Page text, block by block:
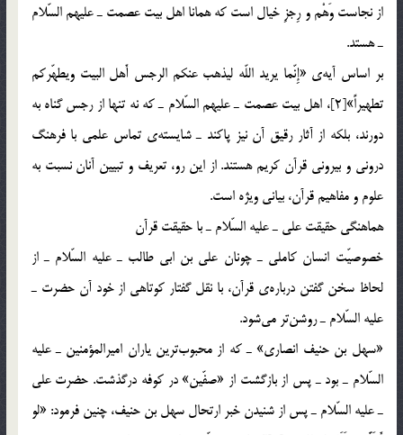
از نجاست وَهْم و رِجزِ خيال است كه همانا اهل بيت عصمت ـ عليهم السّلام
ـ هستد.
بر اساس آيه‌ي «إِنّما يريد اللّه ليذهب عنكم الرجس أَهل البيت ويطهّركم
تطهيراً»[2]، اهل بيت عصمت ـ عليهم السّلام ـ كه نه تنها از رجس گناه به
دورند، بلكه از آثار رقيق آن نيز پاكند ـ شايسته‌ي تماس علمي با فرهنگ
دروني و بيروني قرآن كريم هستند. از اين رو، تعريف و تبيين آنان نسبت به
علوم و مفاهيم قرآن، بياني ويژه است.
هماهنگي حقيقت علي ـ عليه السّلام ـ با حقيقت قرآن
خصوصيّت انسان كاملي ـ چونان علي بن ابي طالب ـ عليه السّلام ـ از
لحاظ سخن گفتن درباره‌ي قرآن، با نقل گفتار كوتاهي از خود آن حضرت ـ
عليه السّلام ـ روشن‎تر مي‎شود.
«سهل بن حنيف انصاري» ـ كه از محبوب‎ترين ياران اميرالمؤمنين ـ عليه
السّلام ـ بود ـ پس از بازگشت از «صفّين» در كوفه درگذشت. حضرت علي
ـ عليه السّلام ـ پس از شنيدن خبر ارتحال سهل بن حنيف، چنين فرمود: «لو